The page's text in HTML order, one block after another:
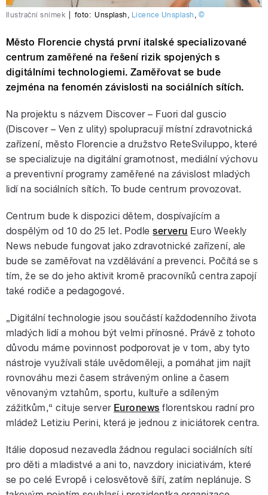
Ilustrační snímek foto: Unsplash , Licence Unsplash , ©
Město Florencie chystá první italské specializované
centrum zaměřené na řešení rizik spojených s
digitálními technologiemi. Zaměřovat se bude
zejména na fenomén závislosti na sociálních sítích.
Na projektu s názvem Discover – Fuori dal guscio
(Discover – Ven z ulity) spolupracují místní zdravotnická
zařízení, město Florencie a družstvo ReteSviluppo, které
se specializuje na digitální gramotnost, mediální výchovu
a preventivní programy zaměřené na závislost mladých
lidí na sociálních sítích. To bude centrum provozovat.
Centrum bude k dispozici dětem, dospívajícím a
dospělým od 10 do 25 let. Podleserveru Euro Weekly
News nebude fungovat jako zdravotnické zařízení, ale
bude se zaměřovat na vzdělávání a prevenci. Počítá se s
tím, že se do jeho aktivit kromě pracovníků centra zapojí
také rodiče a pedagogové.
„Digitální technologie jsou součástí každodenního života
mladých lidí a mohou být velmi přínosné. Právě z tohoto
důvodu máme povinnost podporovat je v tom, aby tyto
nástroje využívali stále uvědoměleji, a pomáhat jim najít
rovnováhu mezi časem stráveným online a časem
věnovaným vztahům, sportu, kultuře a sdíleným
zážitkům,“ cituje server Euronews florentskou radní pro
mládež Letiziu Perini, která je jednou z iniciátorek centra.
Itálie doposud nezavedla žádnou regulaci sociálních sítí
pro děti a mladistvé a ani to, navzdory iniciativám, které
se po celé Evropě i celosvětově šíří, zatím neplánuje. S